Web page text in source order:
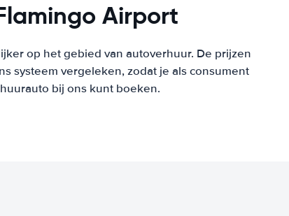
Airport
op het gebied van autoverhuur. De prijzen
systeem vergeleken, zodat je als consument
bij ons kunt boeken.